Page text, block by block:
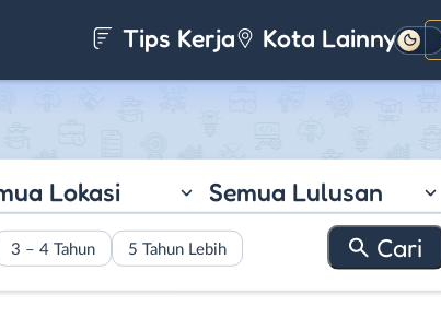
Tips Kerja Kota LainnyaGelap
Lokasi Semua Lulusan
3 – 4 Tahun 5 Tahun Lebih